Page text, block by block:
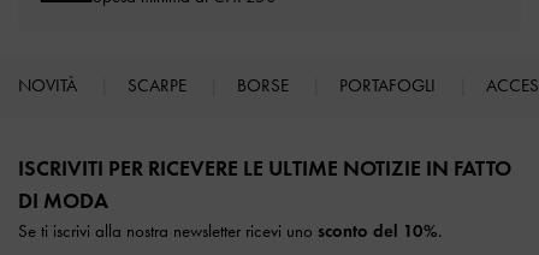
NOVITÀ SCARPE BORSE PORTAFOGLI
ISCRIVITI PER RICEVERE LE ULTIME NOTIZIE IN FATTO
DI MODA​
Se ti iscrivi alla nostra newsletter ricevi uno sconto del 10%.